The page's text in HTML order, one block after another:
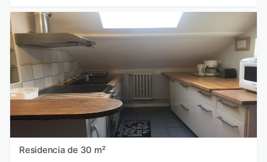
Residencia de 30 m²